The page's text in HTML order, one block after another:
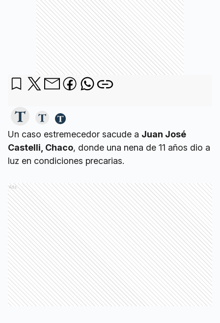
Un caso estremecedor sacude a Juan José
Castelli, Chaco, donde una nena de 11 años dio a
luz en condiciones precarias.
Ads